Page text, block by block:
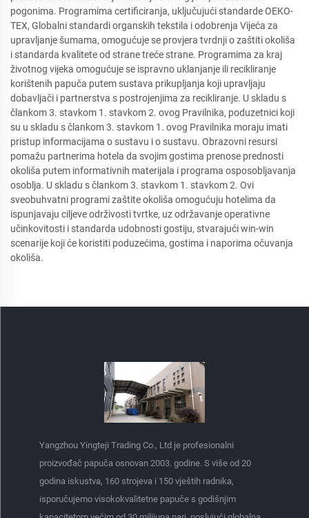
pogonima. Programima certificiranja, uključujući standarde OEKO-
TEX, Globalni standardi organskih tekstila i odobrenja Vijeća za
upravljanje šumama, omogućuje se provjera tvrdnji o zaštiti okoliša
i standarda kvalitete od strane treće strane. Programima za kraj
životnog vijeka omogućuje se ispravno uklanjanje ili recikliranje
korištenih papuča putem sustava prikupljanja koji upravljaju
dobavljači i partnerstva s postrojenjima za recikliranje. U skladu s
člankom 3. stavkom 1. stavkom 2. ovog Pravilnika, poduzetnici koji
su u skladu s člankom 3. stavkom 1. ovog Pravilnika moraju imati
pristup informacijama o sustavu i o sustavu. Obrazovni resursi
pomažu partnerima hotela da svojim gostima prenose prednosti
okoliša putem informativnih materijala i programa osposobljavanja
osoblja. U skladu s člankom 3. stavkom 1. stavkom 2. Ovi
sveobuhvatni programi zaštite okoliša omogućuju hotelima da
ispunjavaju ciljeve održivosti tvrtke, uz održavanje operativne
učinkovitosti i standarda udobnosti gostiju, stvarajući win-win
scenarije koji će koristiti poduzećima, gostima i naporima očuvanja
okoliša.
Yangzhou Yingteji Trading Co., Ltd je profesionalni
proizvođač papuča osnovan 2003. godine. S više od 20
godina iskustva, 160 strojeva i 150 vještih radnika,
isporučujemo visokokvalitetne papuče s godišnjim